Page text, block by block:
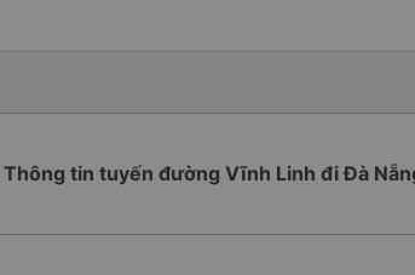
Thông tin tuyến đường Vĩnh Linh đi Đà